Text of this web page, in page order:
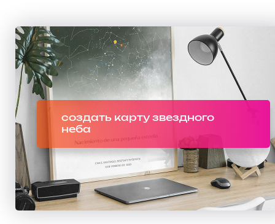
создать карту звездного
неба